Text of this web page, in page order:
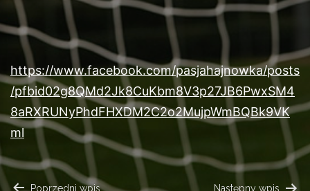
https://www.facebook.com/pasjahajnowka/posts
/pfbid02g8QMd2Jk8CuKbm8V3p27JB6PwxSM4
8aRXRUNyPhdFHXDM2C2o2MujpWmBQBk9VK
ml
Poprzedni wpis Następny wpis